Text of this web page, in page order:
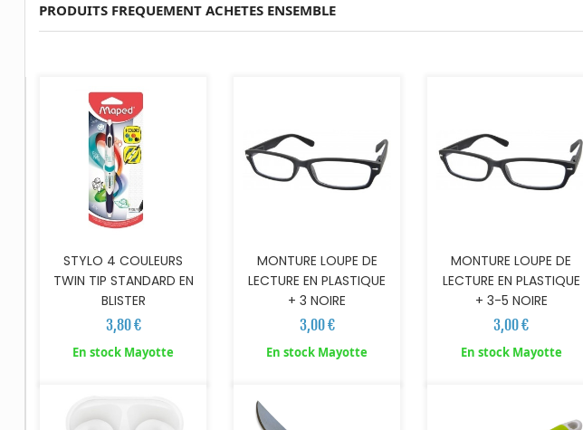
PRODUITS FREQUEMENT ACHETES ENSEMBLE
STYLO 4 COULEURS
TWIN TIP STANDARD EN
BLISTER
3,80 €
En stock Mayotte
MONTURE LOUPE DE
LECTURE EN PLASTIQUE
+ 3 NOIRE
3,00 €
En stock Mayotte
MONTURE LOUPE DE
LECTURE EN PLASTIQUE
+ 3-5 NOIRE
3,00 €
En stock Mayotte
AJOUTER AU PANIER AJOUTER AU PANIER AJOUTER AU PANIER